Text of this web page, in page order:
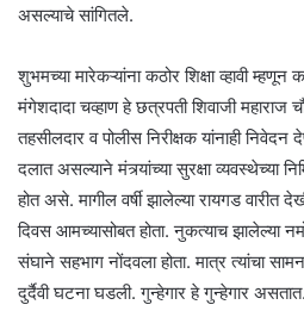
असल्याचे सांगितले.
शुभमच्या मारेकऱ्यांना कठोर शिक्षा व्हावी
मंगेशदादा चव्हाण हे छत्रपती शिवाजी महाराज
तहसीलदार व पोलीस निरीक्षक यांनाही
दलात असल्याने मंत्र्यांच्या सुरक्षा व्यवस्थेच्या
होत असे. मागील वर्षी झालेल्या रायगड वारीत
दिवस आमच्यासोबत होता. नुकत्याच झालेल्या
संघाने सहभाग नोंदवला होता. मात्र त्यांचा
दुर्दैवी घटना घडली. गुन्हेगार हे गुन्हेगार